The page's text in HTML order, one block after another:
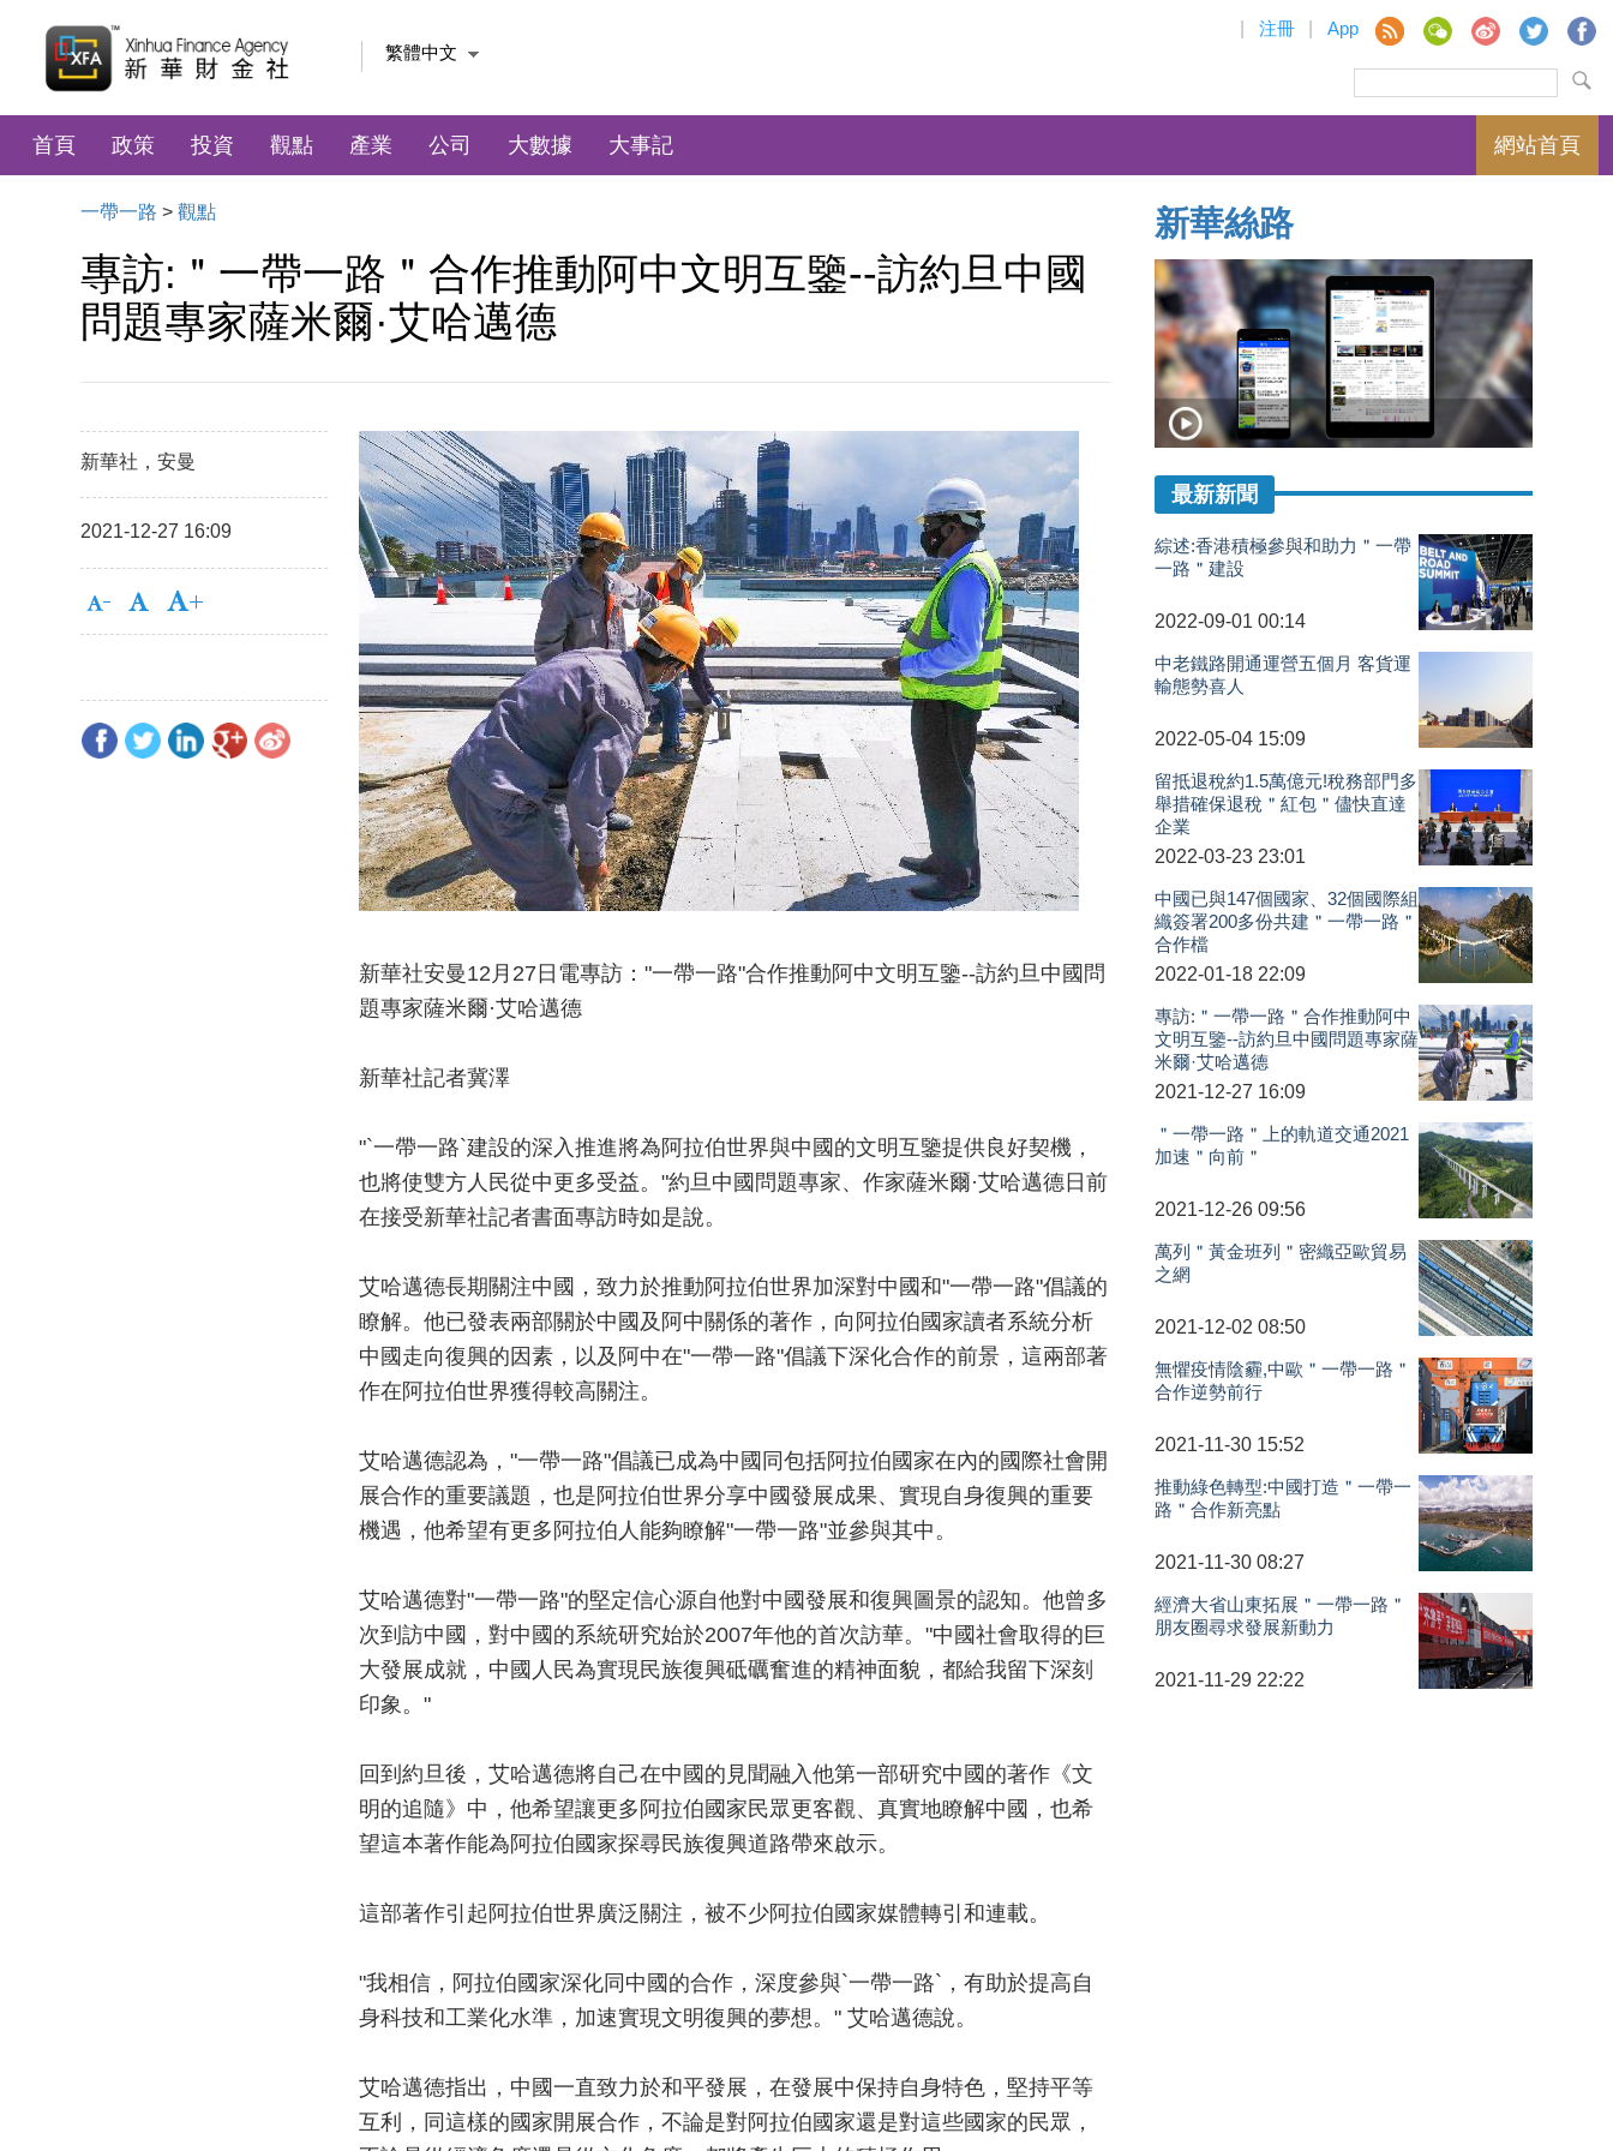
繁體中文
注冊 App
網站首頁
首頁 政策 投資 觀點 產業 公司 大數據 大事記
一帶一路 >觀點
專訪:＂一帶一路＂合作推動阿中文明互鑒--訪約旦中國
問題專家薩米爾·艾哈邁德
新華社，安曼
2021-12-27 16:09
新華社安曼12月27日電專訪："一帶一路"合作推動阿中文明互鑒--訪約旦中國問
題專家薩米爾·艾哈邁德
新華社記者冀澤
"`一帶一路`建設的深入推進將為阿拉伯世界與中國的文明互鑒提供良好契機，
也將使雙方人民從中更多受益。"約旦中國問題專家、作家薩米爾·艾哈邁德日前
在接受新華社記者書面專訪時如是說。
艾哈邁德長期關注中國，致力於推動阿拉伯世界加深對中國和"一帶一路"倡議的
瞭解。他已發表兩部關於中國及阿中關係的著作，向阿拉伯國家讀者系統分析
中國走向復興的因素，以及阿中在"一帶一路"倡議下深化合作的前景，這兩部著
作在阿拉伯世界獲得較高關注。
艾哈邁德認為，"一帶一路"倡議已成為中國同包括阿拉伯國家在內的國際社會開
展合作的重要議題，也是阿拉伯世界分享中國發展成果、實現自身復興的重要
機遇，他希望有更多阿拉伯人能夠瞭解"一帶一路"並參與其中。
艾哈邁德對"一帶一路"的堅定信心源自他對中國發展和復興圖景的認知。他曾多
次到訪中國，對中國的系統研究始於2007年他的首次訪華。"中國社會取得的巨
大發展成就，中國人民為實現民族復興砥礪奮進的精神面貌，都給我留下深刻
印象。"
回到約旦後，艾哈邁德將自己在中國的見聞融入他第一部研究中國的著作《文
明的追隨》中，他希望讓更多阿拉伯國家民眾更客觀、真實地瞭解中國，也希
望這本著作能為阿拉伯國家探尋民族復興道路帶來啟示。
這部著作引起阿拉伯世界廣泛關注，被不少阿拉伯國家媒體轉引和連載。
"我相信，阿拉伯國家深化同中國的合作，深度參與`一帶一路`，有助於提高自
身科技和工業化水準，加速實現文明復興的夢想。" 艾哈邁德說。
艾哈邁德指出，中國一直致力於和平發展，在發展中保持自身特色，堅持平等
互利，同這樣的國家開展合作，不論是對阿拉伯國家還是對這些國家的民眾，
新華絲路
最新新聞
綜述:香港積極參與和助力＂一帶
一路＂建設
2022-09-01 00:14
中老鐵路開通運營五個月 客貨運
輸態勢喜人
2022-05-04 15:09
留抵退稅約1.5萬億元!稅務部門多
舉措確保退稅＂紅包＂儘快直達
企業
2022-03-23 23:01
中國已與147個國家、32個國際組
織簽署200多份共建＂一帶一路＂
合作檔
2022-01-18 22:09
專訪:＂一帶一路＂合作推動阿中
文明互鑒--訪約旦中國問題專家薩
米爾·艾哈邁德
2021-12-27 16:09
＂一帶一路＂上的軌道交通2021
加速＂向前＂
2021-12-26 09:56
萬列＂黃金班列＂密織亞歐貿易
之網
2021-12-02 08:50
無懼疫情陰霾,中歐＂一帶一路＂
合作逆勢前行
2021-11-30 15:52
推動綠色轉型:中國打造＂一帶一
路＂合作新亮點
2021-11-30 08:27
經濟大省山東拓展＂一帶一路＂
朋友圈尋求發展新動力
2021-11-29 22:22